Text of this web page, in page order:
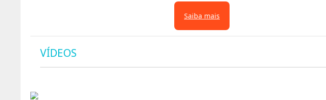
Saiba mais
VÍDEOS